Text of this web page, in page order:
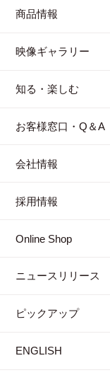
商品情報
映像ギャラリー
知る・楽しむ
お客様窓口・Q＆A
会社情報
採用情報
Online Shop
ニュースリリース
ピックアップ
ENGLISH